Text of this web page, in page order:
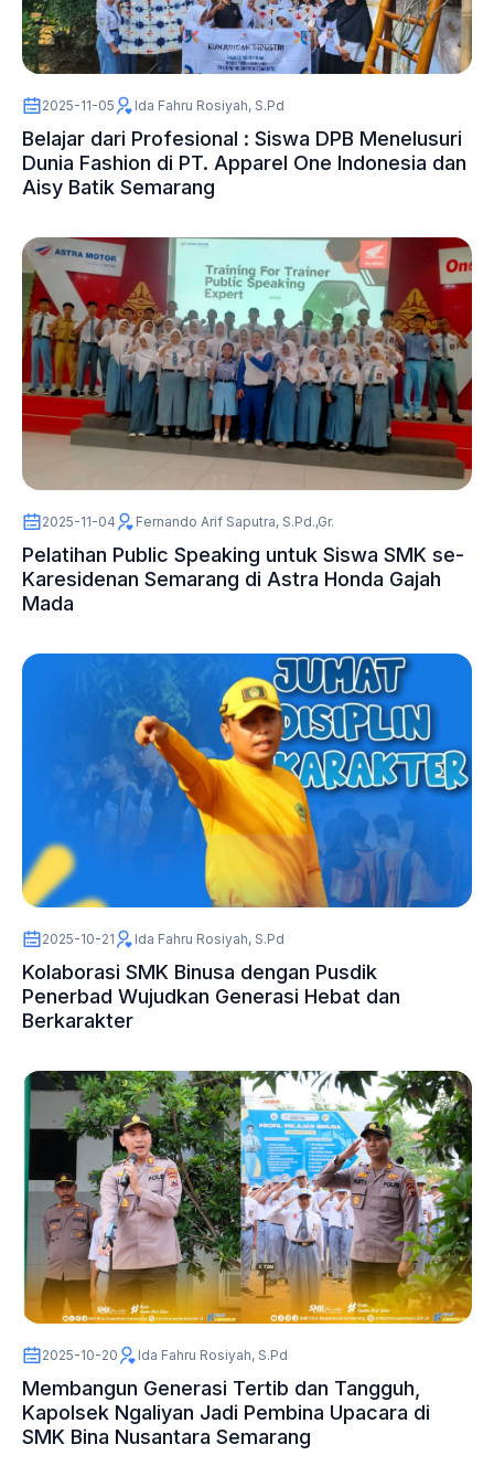
2025-11-05 Ida Fahru Rosiyah, S.Pd
Belajar dari Profesional : Siswa DPB Menelusuri
Dunia Fashion di PT. Apparel One Indonesia dan
Aisy Batik Semarang
2025-11-04 Fernando Arif Saputra, S.Pd.,Gr.
Pelatihan Public Speaking untuk Siswa SMK se-
Karesidenan Semarang di Astra Honda Gajah
Mada
2025-10-21 Ida Fahru Rosiyah, S.Pd
Kolaborasi SMK Binusa dengan Pusdik
Penerbad Wujudkan Generasi Hebat dan
Berkarakter
2025-10-20 Ida Fahru Rosiyah, S.Pd
Membangun Generasi Tertib dan Tangguh,
Kapolsek Ngaliyan Jadi Pembina Upacara di
SMK Bina Nusantara Semarang